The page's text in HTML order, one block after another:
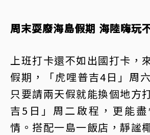
周末耍廢海島假期 海陸嗨玩
上班打卡還不如出國打卡，
假期，「虎哩普吉4日」周
只要請兩天假就能換個地方
吉5日」周二啟程，更能
情。搭配一島一飯店，靜謐